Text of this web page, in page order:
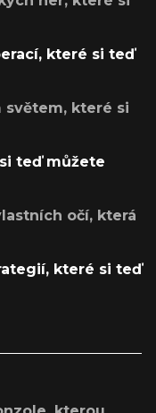
které si teď
světem, které si
teď můžete
očí, která
které si teď